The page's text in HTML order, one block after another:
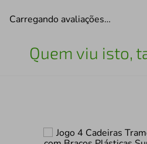
Carregando avaliações…
Quem viu isto,